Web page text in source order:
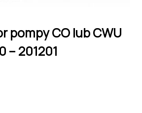
pompy CO lub CWU
– 201201